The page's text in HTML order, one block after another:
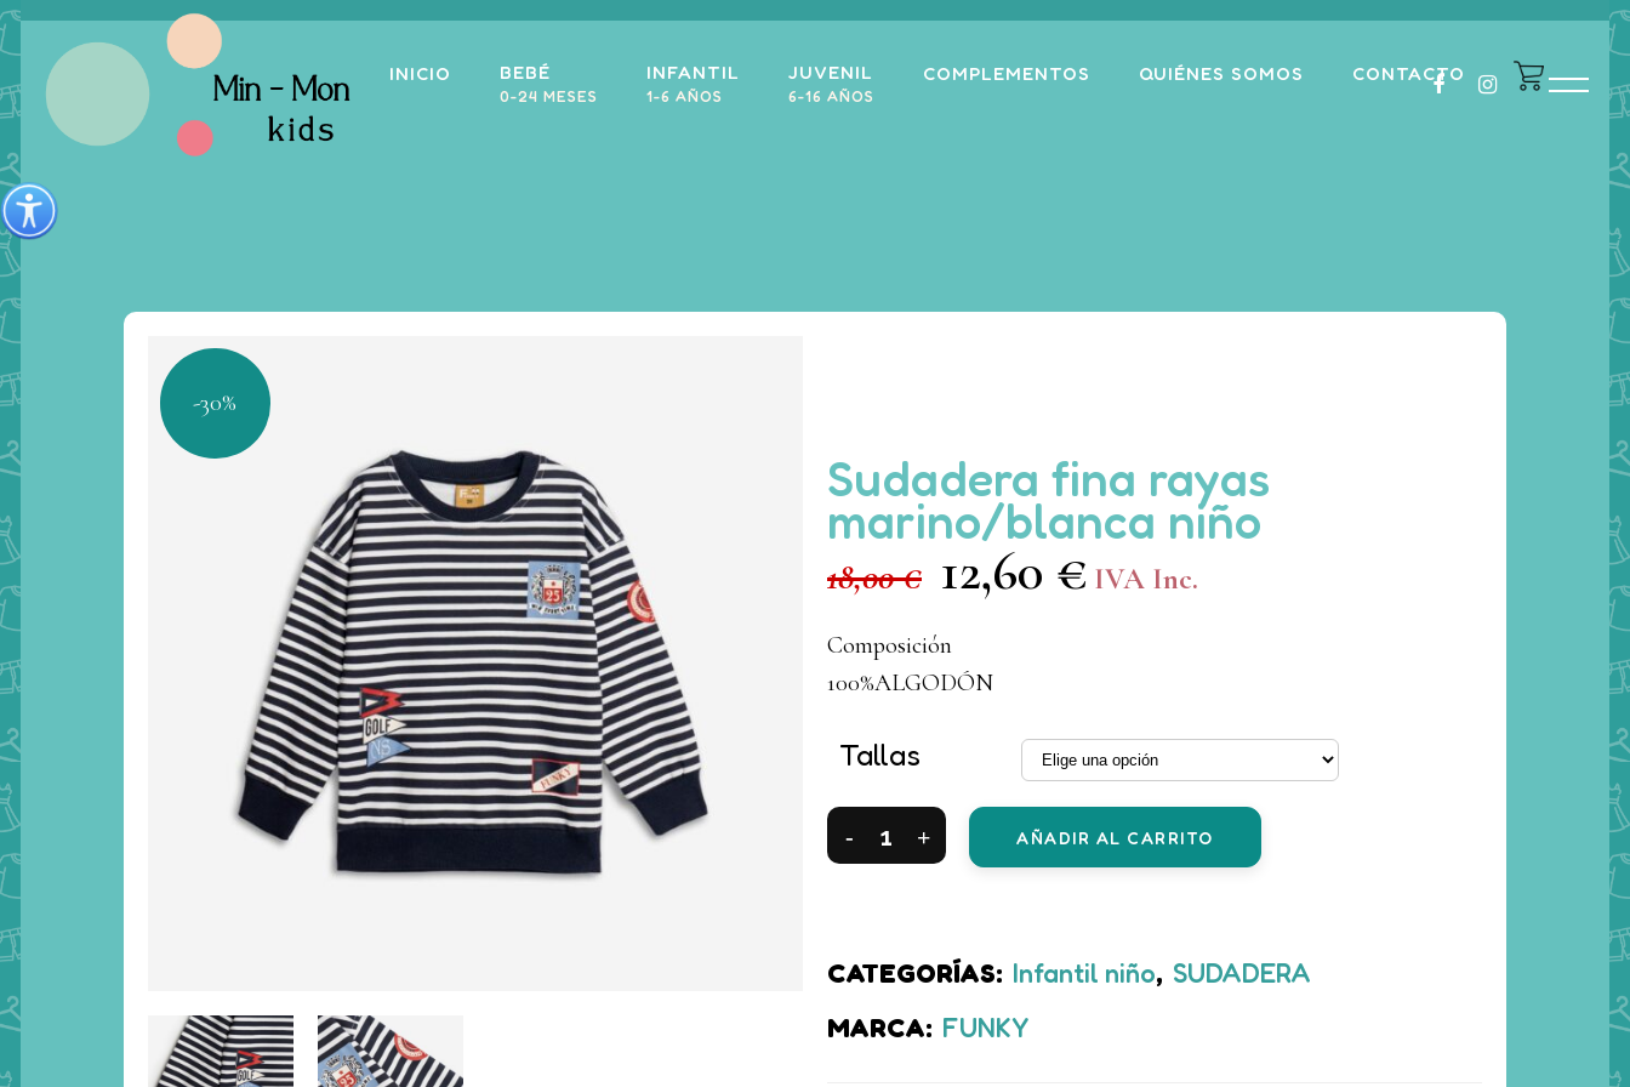
INICIO BEBÉ
0-24 MESES
INFANTIL
1-6 AÑOS
JUVENIL
6-16 AÑOS
COMPLEMENTOS QUIÉNES SOMOS CONTACTO
-30%
Sudadera fina rayas
marino/blanca niño
18,00€
El
precio
original
era:
12,60 € El
IVA Inc.
Composición
100%ALGODÓN
Tallas
Sudadera
marino/blanca
niño
AÑADIR AL CARRITO
CATEGORÍAS: Infantil niño, SUDADERA
MARCA: FUNKY